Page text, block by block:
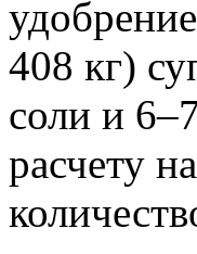
408 кг)
соли и
расчету